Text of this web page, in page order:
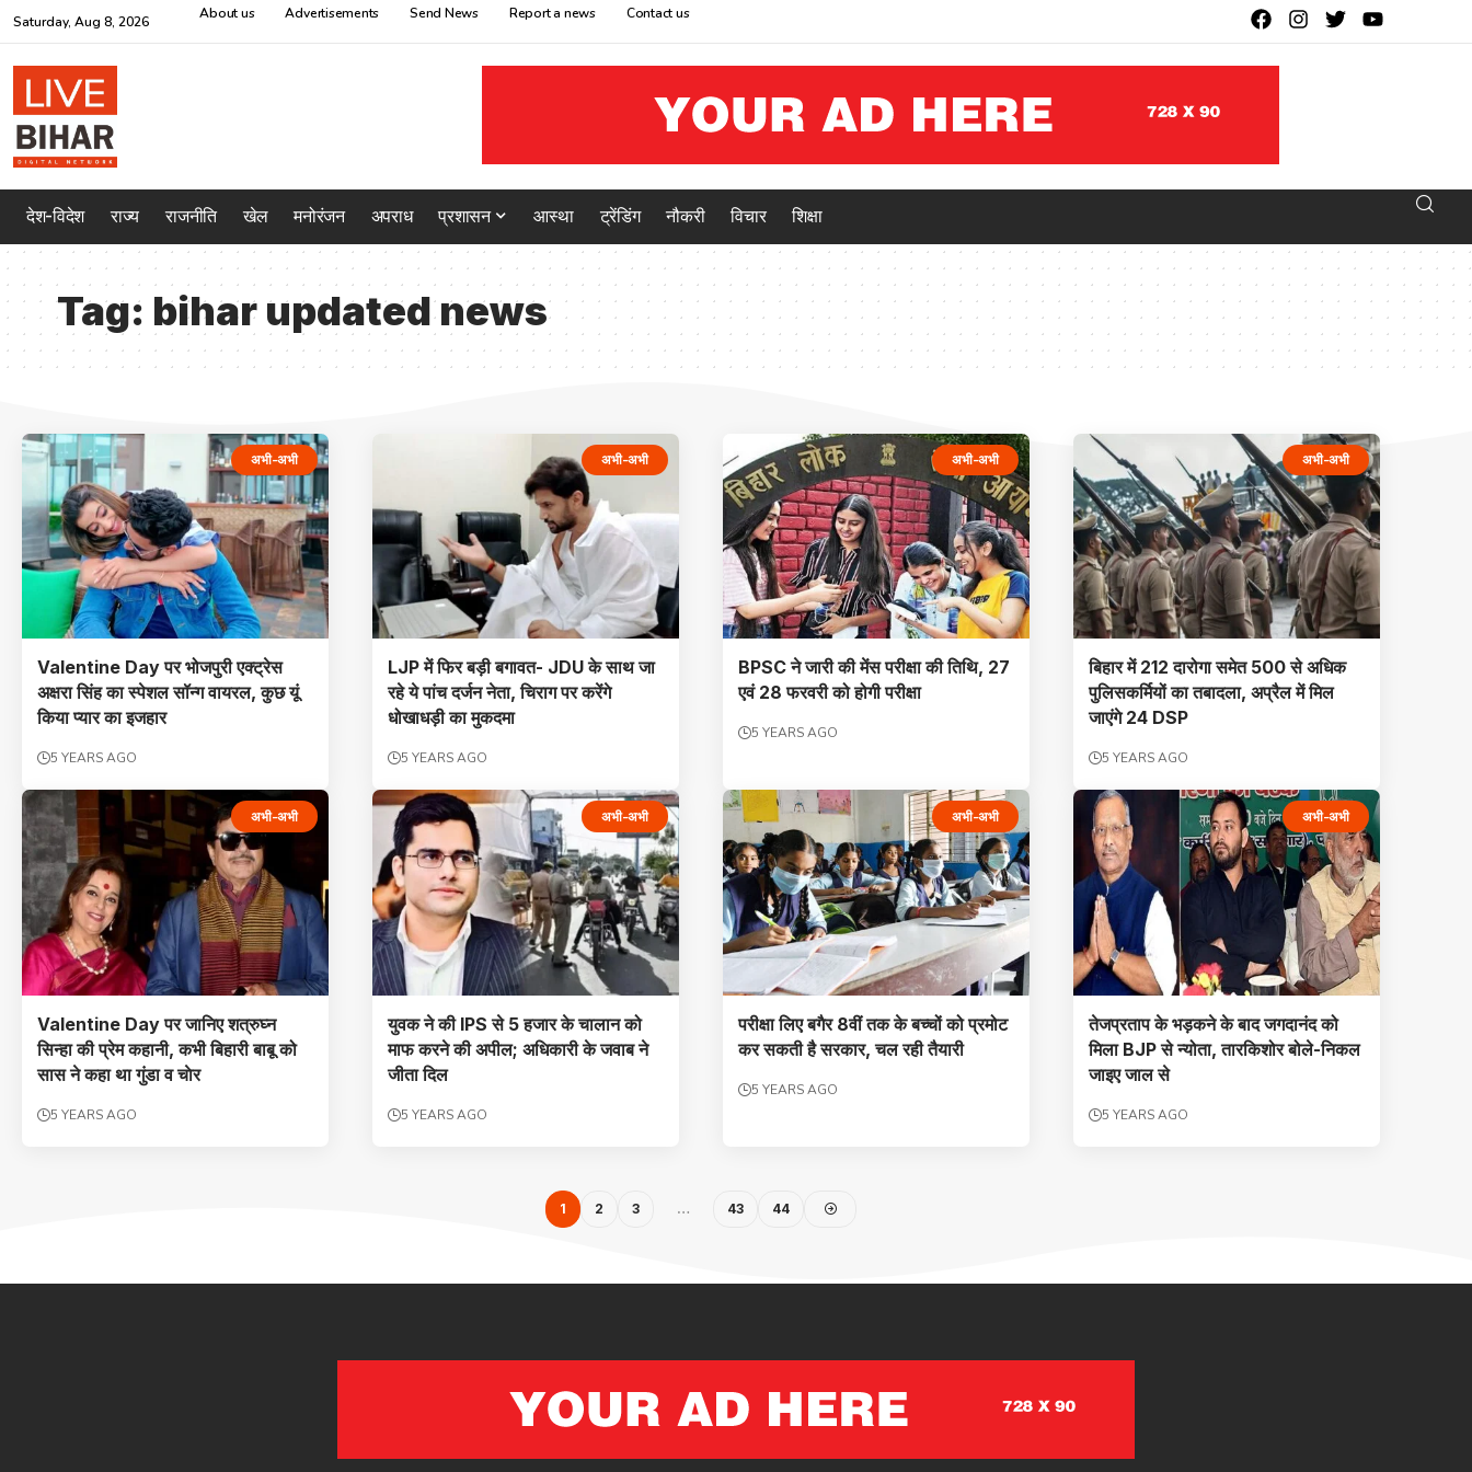
Saturday, Aug 8, 2026 About us Advertisements Send News Report a news Contact us
देश-विदेश राज्य राजनीति खेल मनोरंजन अपराध प्रशासन आस्था ट्रेंडिंग नौकरी विचार शिक्षा
Tag: bihar updated news
अभी-अभी
Valentine Day पर भोजपुरी एक्ट्रेस
अक्षरा सिंह का स्‍पेशल सॉन्‍ग वायरल, कुछ यूं
किया प्यार का इजहार
5 YEARS AGO
अभी-अभी
LJP में फिर बड़ी बगावत- JDU के साथ जा
रहे ये पांच दर्जन नेता, चिराग पर करेंगे
धोखाधड़ी का मुकदमा
5 YEARS AGO
अभी-अभी
BPSC ने जारी की मेंस परीक्षा की तिथि, 27
एवं 28 फरवरी को होगी परीक्षा
5 YEARS AGO
अभी-अभी
बिहार में 212 दारोगा समेत 500 से अधिक
पुलिसकर्मियों का तबादला, अप्रैल में मिल
जाएंगे 24 DSP
5 YEARS AGO
अभी-अभी
Valentine Day पर जानिए शत्रुघ्‍न
सिन्‍हा की प्रेम कहानी, कभी बिहारी बाबू को
सास ने कहा था गुंडा व चाेर
5 YEARS AGO
अभी-अभी
युवक ने की IPS से 5 हजार के चालान को
माफ करने की अपील; अधिकारी के जवाब ने
जीता दिल
5 YEARS AGO
अभी-अभी
परीक्षा लिए बगैर 8वीं तक के बच्चों को प्रमोट
कर सकती है सरकार, चल रही तैयारी
5 YEARS AGO
अभी-अभी
तेजप्रताप के भड़कने के बाद जगदानंद को
मिला BJP से न्योता, तारकिशोर बोले-निकल
जाइए जाल से
5 YEARS AGO
1 2 3 … 43 44